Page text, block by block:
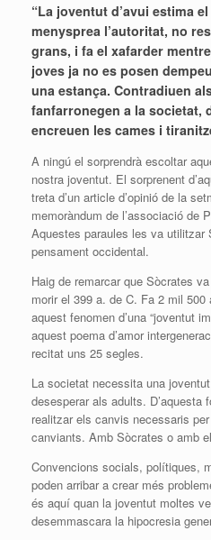
“La joventut d’avui estima
menysprea l’autoritat, no
grans, i fa el xafarder
joves ja no es posen
una estança. Contradiuen
fanfarronegen a la societat,
encreuen les cames i
A ningú el sorprendrà escoltar
nostra joventut. El sorprenent
treta d’un article d’opinió de la
memoràndum de l’associació de
Aquestes paraules les va utilitzar
pensament occidental.
Haig de remarcar que Sòcrates
morir el 399 a. de C. Fa 2 mil
aquest fenomen d’una “joventut
aquest poema d’amor
recitat uns 25 segles.
La societat necessita una
desesperar als adults. D’aquesta
realitzar els canvis necessaris
canviants. Amb Sòcrates o amb el
Convencions socials, polítiques,
poden arribar a crear més
és aquí quan la joventut moltes
desemmascara la hipocresia